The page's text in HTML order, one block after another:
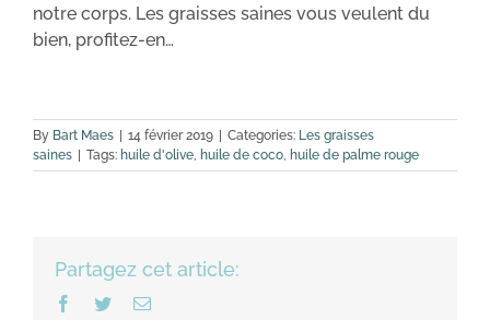
notre corps. Les graisses saines vous veulent du
bien, profitez-en…
By Bart Maes 14 février 2019 Categories: Les graisses
saines
Tags: huile d'olive, huile de coco, huile de palme rouge
Partagez cet article:
Facebook
TwitterEmail